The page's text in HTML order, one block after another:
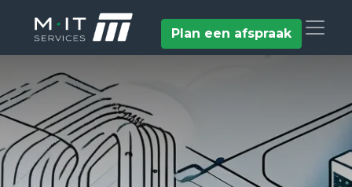
Plan een afspraak